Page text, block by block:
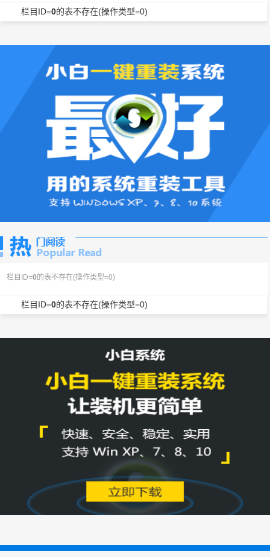
栏目ID=0的表不存在(操作类型=0)
栏目ID=0的表不存在(操作类型=0)
栏目ID=0的表不存在(操作类型=0)